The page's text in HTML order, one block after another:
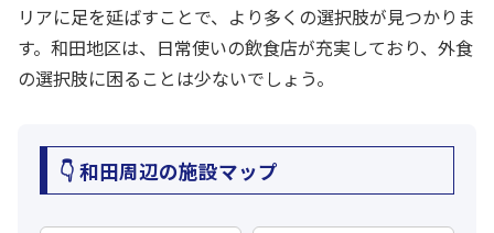
リアに足を延ばすことで、より多くの選択肢が見つかりま
す。和田地区は、日常使いの飲食店が充実しており、外食
の選択肢に困ることは少ないでしょう。
👇 和田周辺の施設マップ